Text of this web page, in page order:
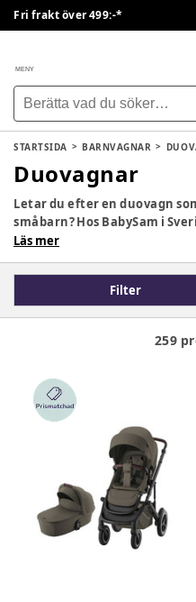
Fri frakt över 499:-*
MENY
STARTSIDA BARNVAGNAR
Duovagnar
Letar du efter en duovagn
småbarn? Hos BabySam i
duovagnar som kombinerar
barnet och föräldern, och
Läs mer
Filter
259